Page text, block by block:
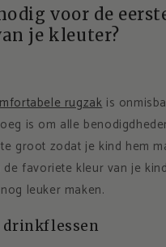
voor de
je kleuter?
rugzakis
is om alle
groot zodat je kind hem
de favoriete kleur van je
leuker maken.
drinkflessen